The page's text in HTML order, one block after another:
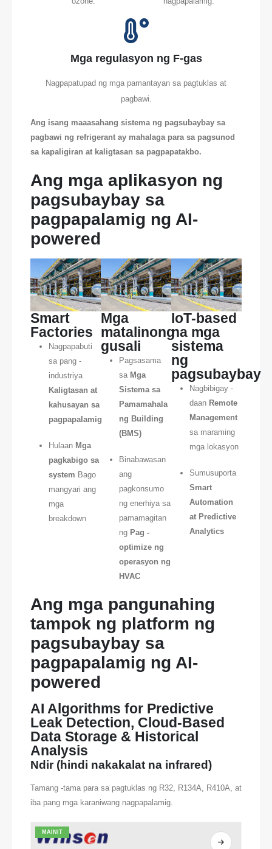
Mga regulasyon ng F-gas
Nagpapatupad ng mga pamantayan sa pagtuklas at
pagbawi.
Ang isang maaasahang sistema ng pagsubaybay sa
pagbawi ng refrigerant ay mahalaga para sa pagsunod
sa kapaligiran at kaligtasan sa pagpapatakbo.
Ang mga aplikasyon ng
pagsubaybay sa
pagpapalamig ng AI-
powered
Smart
Factories
Nagpapabuti
sa pang -
industriya
Kaligtasan at
kahusayan sa
pagpapalamig
Hulaan Mga
pagkabigo sa
system Bago
mangyari ang
mga
breakdown
Mga
matalinong
gusali
Pagsasama
sa Mga
Sistema sa
Pamamahala
ng Building
(BMS)
Binabawasan
ang
pagkonsumo
ng enerhiya sa
pamamagitan
ng Pag -
optimize ng
operasyon ng
HVAC
IoT-based
na mga
sistema
ng
pagsubaybay
Nagbibigay -
daan Remote
Management
sa maraming
mga lokasyon
Sumusuporta
Smart
Automation
at Predictive
Analytics
Ang mga pangunahing
tampok ng platform ng
pagsubaybay sa
pagpapalamig ng AI-
powered
AI Algorithms for Predictive
Leak Detection, Cloud-Based
Data Storage & Historical
Analysis
Ndir (hindi nakakalat na infrared)
Tamang -tama para sa pagtuklas ng R32, R134A, R410A, at
iba pang mga karaniwang nagpapalamig.
MAINIT